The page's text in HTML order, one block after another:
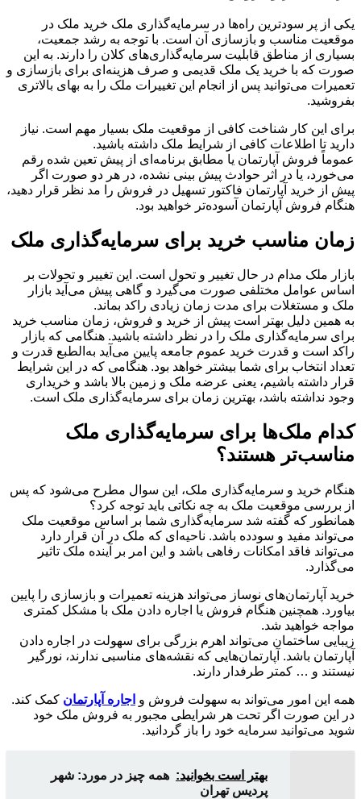
یکی از پر سودترین راه‌ها در سرمایه‌گذاری ملک خرید ملک در
موقعیت مناسب و بازسازی آن است. با توجه به رشد جمعیت،
بسیاری از مناطق قابلیت سرمایه‌گذاری‌های کلان را دارند. به این
صورت که با خرید یک ملک قدیمی و صرف هزینه‌ای برای بازسازی و
تعمیرات می‌توانید پس از انجام این تغییرات ملک را به بهای بالاتری
بفروشید.
برای این کار شناخت کافی از موقعیت ملک بسیار مهم است. نیاز
دارید تا اطلاعات کافی از شرایط ملک داشته باشید.
عموماً فروش آپارتمان یا مطابق برنامه‌ای از پیش تعین شده رقم
می‌خورد، یا در اثر حوادث پیش بینی نشده، در هر دو صورت اگر
پیش از خرید آپارتمان فاکتور تسهیل در فروش را مد نظر قرار دهید،
هنگام فروش آپارتمان آسوده‌تر خواهید بود.
زمان مناسب خرید برای سرمایه‌گذاری ملک
بازار ملک مدام در حال تغییر و تحول است. این تغییر و تحولات بر
اساس عوامل مختلفی صورت می‌گیرد و گاهی پیش می‌آید بازار
ملک و مستغلات برای مدت زمان زیادی راکد بماند.
به همین دلیل بهتر است پیش از خرید و فروش، زمان مناسب خرید
برای سرمایه‌گذاری ملک را در نظر داشته باشید. هنگامی که بازار
راکد است و قدرت خرید عموم جامعه پایین می‌آید به‌الطبع قدرت و
تعداد انتخاب برای شما بیشتر خواهد بود. هنگامی که در این شرایط
قرار داشته باشیم، یعنی عرضه ملک و زمین بالا باشد و خریداری
وجود نداشته باشد، بهترین زمان برای سرمایه‌گذاری ملک است.
کدام ملک‌ها برای سرمایه‌گذاری ملک
مناسب‌تر هستند؟
هنگام خرید و سرمایه‌گذاری ملک، این سوال مطرح می‌شود که پس
از بررسی موقعیت ملک به چه نکاتی باید توجه کرد؟
همانطور که گفته شد سرمایه‌گذاری شما بر اساس موقعیت ملک
می‌تواند مفید و سودده باشد. ناحیه‌ای که ملک در آن قرار دارد
می‌تواند فاقد امکانات رفاهی باشد و این امر بر آینده ملک تاثیر
می‌گذارد.
خرید آپارتمان‌های نوساز می‌تواند هزینه تعمیرات و بازسازی را پایین
بیاورد. همچنین هنگام فروش یا اجاره دادن ملک با مشکل کمتری
مواجه خواهید شد.
زیبایی ساختمان می‌تواند اهرم بزرگی برای سهولت در اجاره دادن
آپارتمان باشد. آپارتمان‌هایی که نقشه‌های مناسبی ندارند، نورگیر
نیستند و … کمتر طرفدار دارند.
همه این امور می‌تواند به سهولت فروش و اجاره آپارتمان کمک کند.
در این صورت اگر تحت هر شرایطی مجبور به فروش ملک خود
شوید می‌توانید سرمایه خود را باز گردانید.
بهتر است بخوانید: همه چیز در مورد: شهر
پردیس تهران